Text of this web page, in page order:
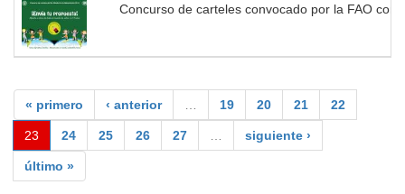
Concurso de carteles convocado por la FAO
« primero ‹ anterior … 19 20 21 22
23 24 25 26 27 … siguiente ›
último »